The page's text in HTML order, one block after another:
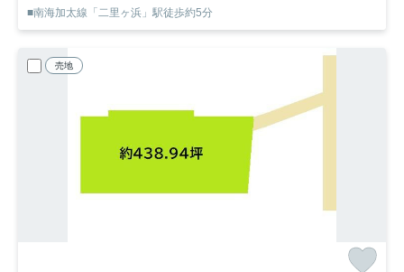
■南海加太線「二里ヶ浜」駅徒歩約5分
売地